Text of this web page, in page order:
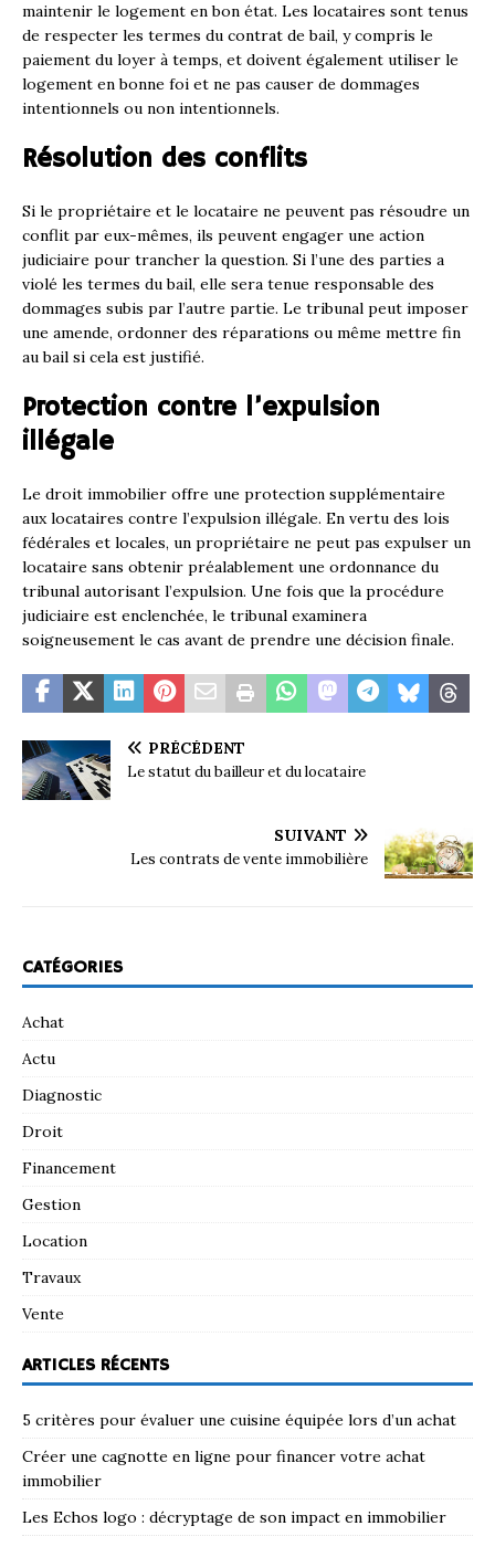
maintenir le logement en bon état. Les locataires sont tenus
de respecter les termes du contrat de bail, y compris le
paiement du loyer à temps, et doivent également utiliser le
logement en bonne foi et ne pas causer de dommages
intentionnels ou non intentionnels.
Résolution des conflits
Si le propriétaire et le locataire ne peuvent pas résoudre un
conflit par eux-mêmes, ils peuvent engager une action
judiciaire pour trancher la question. Si l’une des parties a
violé les termes du bail, elle sera tenue responsable des
dommages subis par l’autre partie. Le tribunal peut imposer
une amende, ordonner des réparations ou même mettre fin
au bail si cela est justifié.
Protection contre l’expulsion
illégale
Le droit immobilier offre une protection supplémentaire
aux locataires contre l’expulsion illégale. En vertu des lois
fédérales et locales, un propriétaire ne peut pas expulser un
locataire sans obtenir préalablement une ordonnance du
tribunal autorisant l’expulsion. Une fois que la procédure
judiciaire est enclenchée, le tribunal examinera
soigneusement le cas avant de prendre une décision finale.
PRÉCÉDENT
Le statut du bailleur et du locataire
SUIVANT
Les contrats de vente immobilière
CATÉGORIES
Achat
Actu
Diagnostic
Droit
Financement
Gestion
Location
Travaux
Vente
ARTICLES RÉCENTS
5 critères pour évaluer une cuisine équipée lors d’un achat
Créer une cagnotte en ligne pour financer votre achat
immobilier
Les Echos logo : décryptage de son impact en immobilier